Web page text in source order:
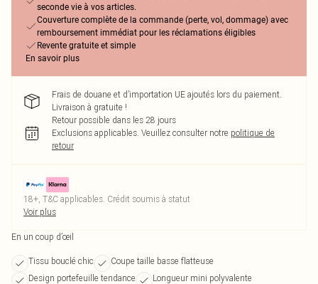
seconde vie à vos articles.
Couverture complète de la commande (perte, vol, dommage) avec
remboursement immédiat pour les réclamations éligibles
Revente gratuite et simple
En savoir plus
Frais de douane et d’importation UE ajoutés lors du paiement.
Livraison à gratuite !
Retour possible dans les 28 jours
Exclusions applicables. Veuillez consulter notre politique de
retour
18+, T&C applicables. Crédit soumis à statut
Voir plus
En un coup d’œil
Tissu bouclé chic
Coupe taille basse flatteuse
Design portefeuille tendance
Longueur mini polyvalente